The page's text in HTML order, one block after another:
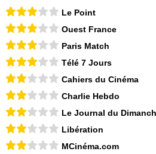
Le Point
Ouest France
Paris Match
Télé 7 Jours
Cahiers du Cinéma
Charlie Hebdo
Le Journal du
Libération
MCinéma.com